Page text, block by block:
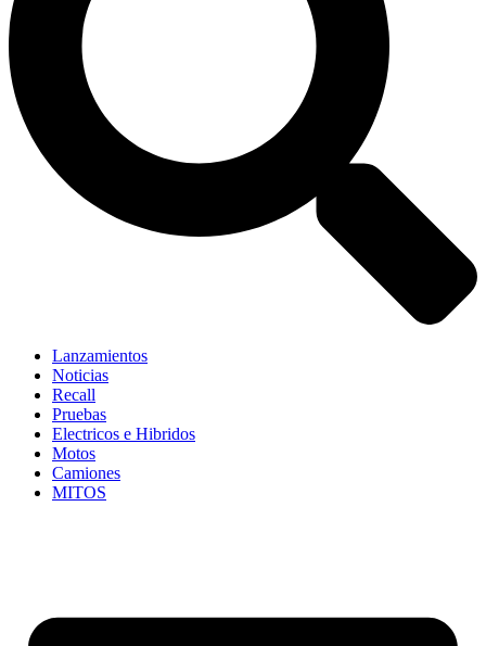
Lanzamientos
Noticias
Recall
Pruebas
Electricos e Hibridos
Motos
Camiones
MITOS